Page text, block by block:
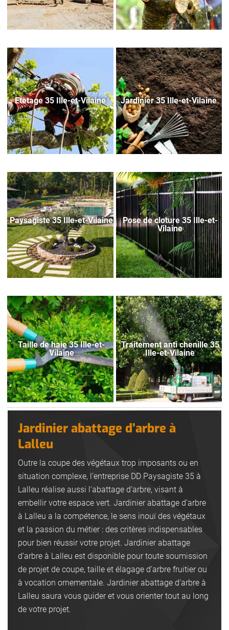
Etetage 35 Ille-et-Vilaine Jardinier 35 Ille-et-Vilaine
Paysagiste 35 Ille-et-Vilaine
Pose de cloture 35 Ille-et-
Vilaine
Taille de haie 35 Ille-et-
Vilaine
Traitement anti chenille 35
Ille-et-Vilaine
Jardinier abattage d’arbre à
Lalleu
Outre la coupe des végétaux trop imposants ou en
situation complexe, l’entreprise DD Paysagiste 35 à
Lalleu réalise aussi l’abattage d’arbre, visant à
embellir votre espace vert. Jardinier abattage d’arbre
à Lalleu a la compétence, le sens inouï des végétaux
et la passion du métier : des critères indispensables
pour bien réussir votre projet. Jardinier abattage
d’arbre à Lalleu est disponible pour toute soumission
de projet de coupe, taille et élagage d’arbre fruitier ou
à vocation ornementale. Jardinier abattage d’arbre à
Lalleu saura vous guider et vous orienter tout au long
de votre projet.